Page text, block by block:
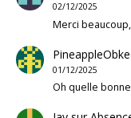
02/12/2025
Merci
01/12/2025
Oh quelle